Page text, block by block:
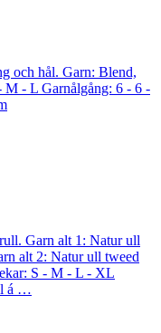
och hål. Garn: Blend,
M - L Garnålgång: 6 - 6 -
Garn alt 1: Natur ull
alt 2: Natur ull tweed
S - M - L - XL
á …